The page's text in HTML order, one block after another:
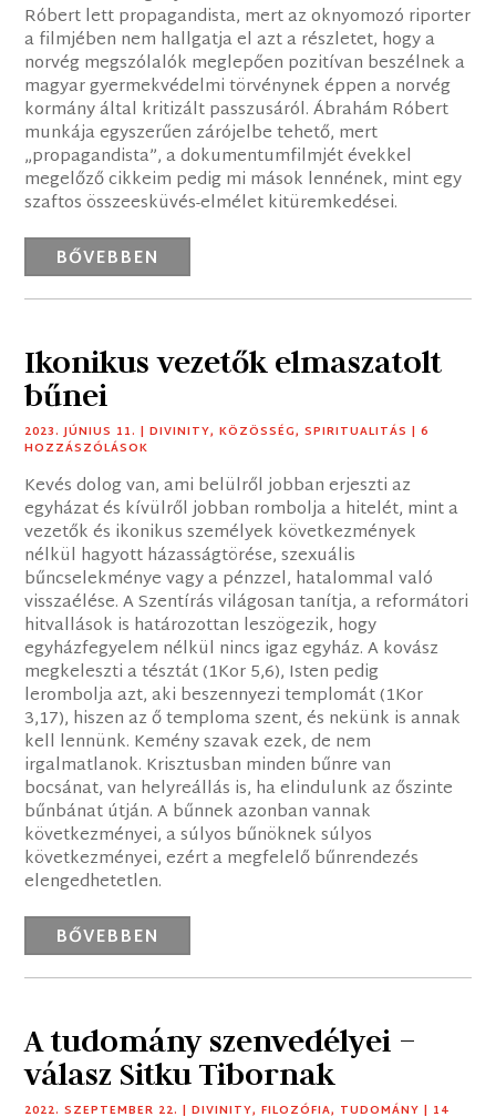
Róbert​ lett propagandista, mert az oknyomozó riporter
a filmjében nem hallgatja el azt a részletet, hogy a
norvég megszólalók meglepően pozitívan beszélnek a
magyar gyermekvédelmi törvénynek éppen a norvég
kormány által kritizált passzusáról​. Ábrahám Róbert
munkája egyszerűen zárójelbe tehető, mert
„propagandista”, a dokumentumfilmjét évekkel
megelőző cikkeim pedig mi mások lennének, mint egy
szaftos összeesküvés-elmélet kitüremkedései.
BŐVEBBEN
Ikonikus vezetők elmaszatolt
bűnei
2023. JÚNIUS 11. |DIVINITY,KÖZÖSSÉG,SPIRITUALITÁS | 6
HOZZÁSZÓLÁSOK
Kevés dolog van, ami belülről jobban erjeszti az
egyházat és kívülről jobban rombolja a hitelét, mint a
vezetők és ikonikus személyek következmények
nélkül hagyott házasságtörése, szexuális
bűncselekménye vagy a pénzzel, hatalommal való
visszaélése. A Szentírás világosan tanítja, a reformátori
hitvallások is határozottan leszögezik, hogy
egyházfegyelem nélkül nincs igaz egyház. A kovász
megkeleszti a tésztát (1Kor 5,6), Isten pedig
lerombolja azt, aki beszennyezi templomát (1Kor
3,17), hiszen az ő temploma szent, és nekünk is annak
kell lennünk. Kemény szavak ezek, de nem
irgalmatlanok. Krisztusban minden bűnre van
bocsánat, van helyreállás is, ha elindulunk az őszinte
bűnbánat útján. A bűnnek azonban vannak
következményei, a súlyos bűnöknek súlyos
következményei, ezért a megfelelő bűnrendezés
elengedhetetlen.
BŐVEBBEN
A tudomány szenvedélyei –
válasz Sitku Tibornak
2022. SZEPTEMBER 22. |DIVINITY,FILOZÓFIA, TUDOMÁNY | 14